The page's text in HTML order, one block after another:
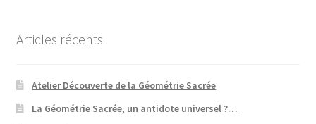
Articles récents
Atelier Découverte de la Géométrie Sacrée
La Géométrie Sacrée, un antidote universel ?…